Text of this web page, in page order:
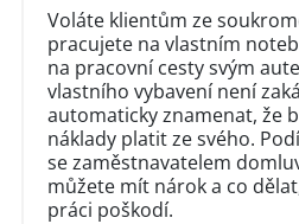
Voláte klientům ze
pracujete na vlastním
na pracovní cesty svým
vlastního vybavení není
automaticky znamenat, že
náklady platit ze svého.
se zaměstnavatelem
můžete mít nárok a co
práci poškodí.